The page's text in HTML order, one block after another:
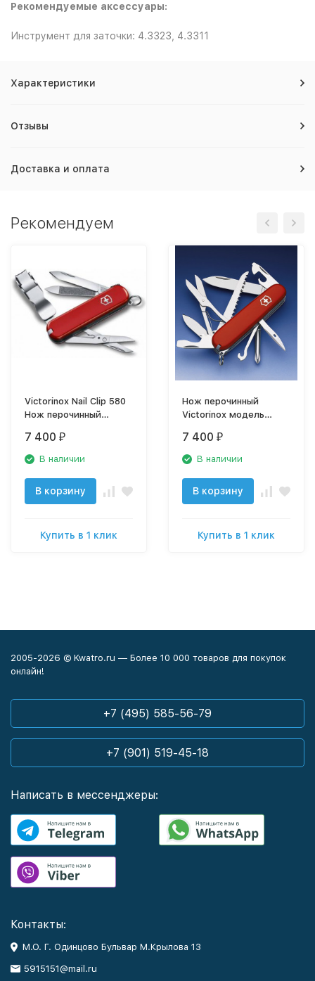
Рекомендуемые аксессуары:
Инструмент для заточки: 4.3323, 4.3311
Характеристики
Отзывы
Доставка и оплата
Рекомендуем
Victorinox Nail Clip 580
Нож перочинный
7 400 ₽
В наличии
В корзину
Купить в 1 клик
Нож перочинный
Victorinox модель
7 400 ₽
В наличии
В корзину
Купить в 1 клик
2005-2026 © Kwatro.ru — Более 10 000 товаров для покупок
онлайн!
+7 (495) 585-56-79
+7 (901) 519-45-18
Написать в мессенджеры:
Контакты:
М.О. Г. Одинцово Бульвар М.Крылова 13
5915151@mail.ru